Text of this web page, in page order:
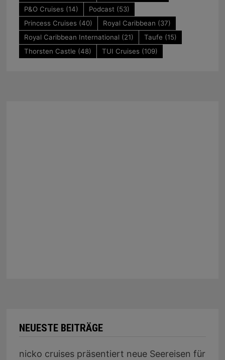
P&O Cruises (14) Podcast(53)
Princess Cruises (40) Royal Caribbean (37)
Royal Caribbean International (21) Taufe (15)
Thorsten Castle (48) TUI Cruises (109)
NEUESTE BEITRÄGE
nicko cruises präsentiert neue Seereisen für